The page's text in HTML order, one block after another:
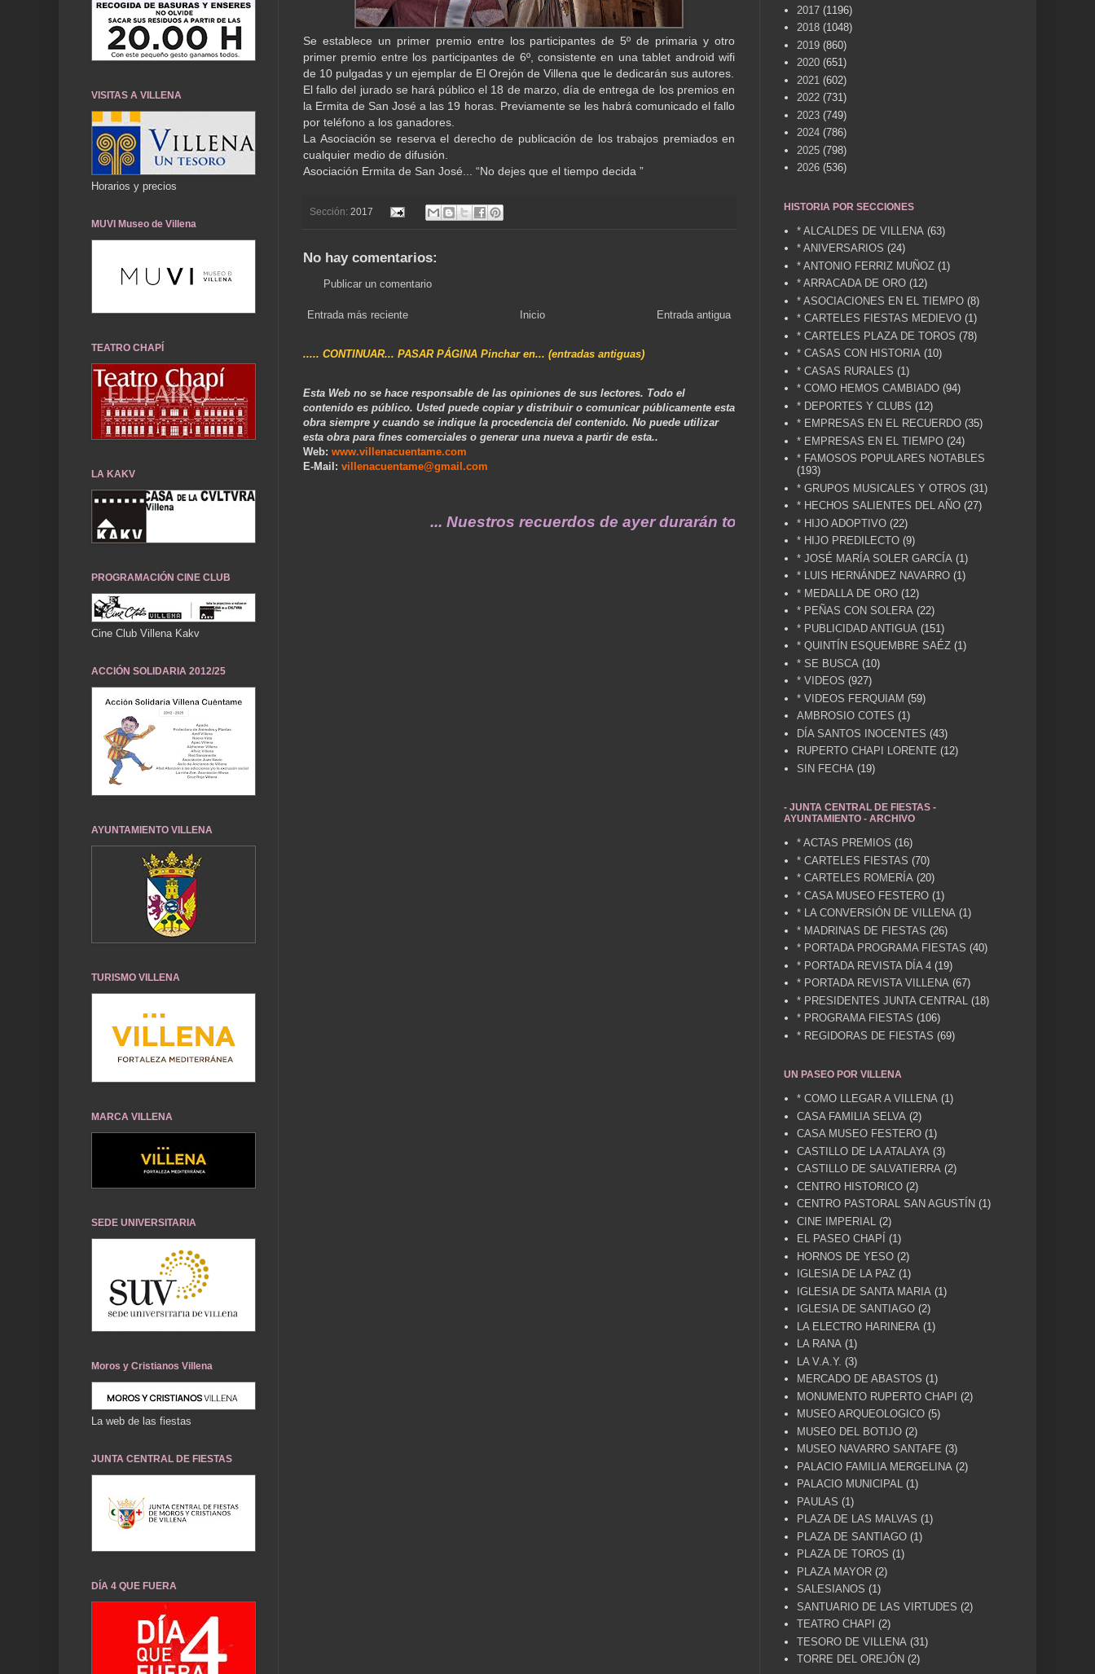
Se establece un primer premio entre los participantes de 5º de primaria y otro
primer premio entre los participantes de 6º, consistente en una tablet android wifi
de 10 pulgadas y un ejemplar de El Orejón de Villena que le dedicarán sus autores.
El fallo del jurado se hará público el 18 de marzo, día de entrega de los premios en
la Ermita de San José a las 19 horas. Previamente se les habrá comunicado el fallo
por teléfono a los ganadores.
La Asociación se reserva el derecho de publicación de los trabajos premiados en
cualquier medio de difusión.
Asociación Ermita de San José... “No dejes que el tiempo decida ”
Sección: 2017
No hay comentarios:
Publicar un comentario
Entrada más reciente Entrada antigua
Inicio
..... CONTINUAR... PASAR PÁGINA Pinchar en... (entradas antiguas)
Esta Web no se hace responsable de las opiniones de sus lectores. Todo el
contenido es público. Usted puede copiar y distribuir o comunicar públicamente esta
obra siempre y cuando se indique la procedencia del contenido. No puede utilizar
esta obra para fines comerciales o generar una nueva a partir de esta..
Web: www.villenacuentame.com
E-Mail: villenacuentame@gmail.com
... Nuestros recuerdos de ayer durarán toda una vida .... TÚ HACES VILLENA CUÉNTAME... UN
VISITAS A VILLENA
Horarios y precios
MUVI Museo de Villena
TEATRO CHAPÍ
LA KAKV
PROGRAMACIÓN CINE CLUB
Cine Club Villena Kakv
ACCIÓN SOLIDARIA 2012/25
AYUNTAMIENTO VILLENA
TURISMO VILLENA
MARCA VILLENA
SEDE UNIVERSITARIA
Moros y Cristianos Villena
La web de las fiestas
JUNTA CENTRAL DE FIESTAS
DÍA 4 QUE FUERA
2017 (1196)
2018 (1048)
2019 (860)
2020 (651)
2021 (602)
2022 (731)
2023 (749)
2024 (786)
2025 (798)
2026 (536)
HISTORIA POR SECCIONES
* ALCALDES DE VILLENA (63)
* ANIVERSARIOS (24)
* ANTONIO FERRIZ MUÑOZ (1)
* ARRACADA DE ORO (12)
* ASOCIACIONES EN EL TIEMPO (8)
* CARTELES FIESTAS MEDIEVO (1)
* CARTELES PLAZA DE TOROS (78)
* CASAS CON HISTORIA (10)
* CASAS RURALES (1)
* COMO HEMOS CAMBIADO (94)
* DEPORTES Y CLUBS (12)
* EMPRESAS EN EL RECUERDO (35)
* EMPRESAS EN EL TIEMPO (24)
* FAMOSOS POPULARES NOTABLES
(193)
* GRUPOS MUSICALES Y OTROS (31)
* HECHOS SALIENTES DEL AÑO (27)
* HIJO ADOPTIVO (22)
* HIJO PREDILECTO (9)
* JOSÉ MARÍA SOLER GARCÍA (1)
* LUIS HERNÁNDEZ NAVARRO (1)
* MEDALLA DE ORO (12)
* PEÑAS CON SOLERA (22)
* PUBLICIDAD ANTIGUA (151)
* QUINTÍN ESQUEMBRE SAÉZ (1)
* SE BUSCA (10)
* VIDEOS (927)
* VIDEOS FERQUIAM (59)
AMBROSIO COTES (1)
DÍA SANTOS INOCENTES (43)
RUPERTO CHAPI LORENTE (12)
SIN FECHA (19)
- JUNTA CENTRAL DE FIESTAS -
AYUNTAMIENTO - ARCHIVO
* ACTAS PREMIOS (16)
* CARTELES FIESTAS (70)
* CARTELES ROMERÍA (20)
* CASA MUSEO FESTERO (1)
* LA CONVERSIÓN DE VILLENA (1)
* MADRINAS DE FIESTAS (26)
* PORTADA PROGRAMA FIESTAS (40)
* PORTADA REVISTA DÍA 4 (19)
* PORTADA REVISTA VILLENA (67)
* PRESIDENTES JUNTA CENTRAL
(18)
* PROGRAMA FIESTAS (106)
* REGIDORAS DE FIESTAS (69)
UN PASEO POR VILLENA
* COMO LLEGAR A VILLENA (1)
CASA FAMILIA SELVA (2)
CASA MUSEO FESTERO (1)
CASTILLO DE LA ATALAYA (3)
CASTILLO DE SALVATIERRA (2)
CENTRO HISTORICO (2)
CENTRO PASTORAL SAN AGUSTÍN (1)
CINE IMPERIAL
(2)
EL PASEO CHAPÍ
(1)
HORNOS DE YESO (2)
IGLESIA DE LA PAZ (1)
IGLESIA DE SANTA MARIA (1)
IGLESIA DE SANTIAGO (2)
LA ELECTRO HARINERA (1)
LA RANA (1)
LA V.A.Y. (3)
MERCADO DE ABASTOS (1)
MONUMENTO RUPERTO CHAPI
(2)
MUSEO ARQUEOLOGICO (5)
MUSEO DEL BOTIJO (2)
MUSEO NAVARRO SANTAFE (3)
PALACIO FAMILIA MERGELINA (2)
PALACIO MUNICIPAL (1)
PAULAS (1)
PLAZA DE LAS MALVAS (1)
PLAZA DE SANTIAGO (1)
PLAZA DE TOROS (1)
PLAZA MAYOR (2)
SALESIANOS (1)
SANTUARIO DE LAS VIRTUDES (2)
TEATRO CHAPI
(2)
TESORO DE VILLENA (31)
TORRE DEL OREJÓN (2)